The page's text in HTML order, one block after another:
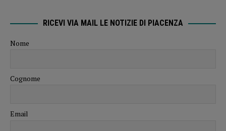
RICEVI VIA MAIL LE NOTIZIE DI PIACENZA
Nome
Cognome
Email